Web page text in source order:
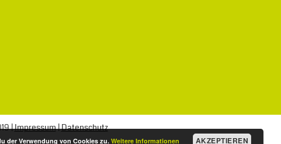
|Impressum|Datenschutz
der Verwendung von Cookies zu.Weitere Informationen AKZEPTIEREN